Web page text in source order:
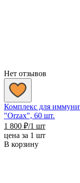
Нет отзывов
Комплекс для
"Orzax", 60 шт.
1 800 ₽/1 шт
цена за 1 шт
В корзину